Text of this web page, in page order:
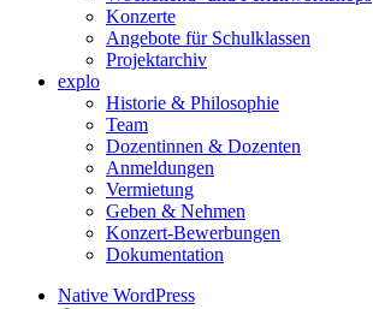
Konzerte
Angebote für Schulklassen
Projektarchiv
explo
Historie & Philosophie
Team
Dozentinnen & Dozenten
Anmeldungen
Vermietung
Geben & Nehmen
Konzert-Bewerbungen
Dokumentation
Native WordPress